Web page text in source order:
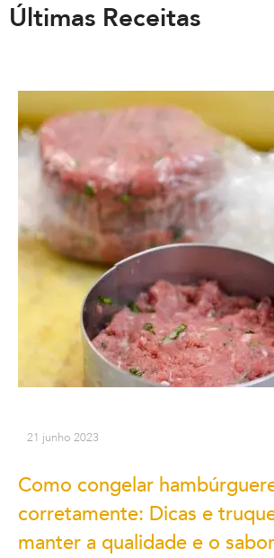
Últimas Receitas
21 junho 2023
Como congelar
corretamente: Dicas e
manter a qualidade e o sabor